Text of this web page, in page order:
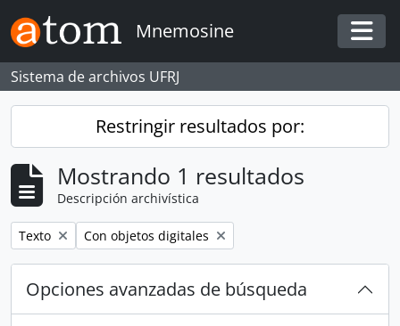
Skip to main content
Mnemosine
Sistema de archivos UFRJ
Restringir resultados por:
Mostrando 1 resultados
Descripción archivística
Remove filter:
Texto Remove filter:
Con objetos digitales
Opciones avanzadas de búsqueda